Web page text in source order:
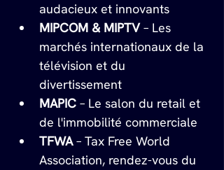
audacieux et innovants
MIPCOM & MIPTV – Les
marchés internationaux de la
télévision et du
divertissement
MAPIC – Le salon du retail et
de l'immobilité commerciale
TFWA – Tax Free World
Association, rendez-vous du